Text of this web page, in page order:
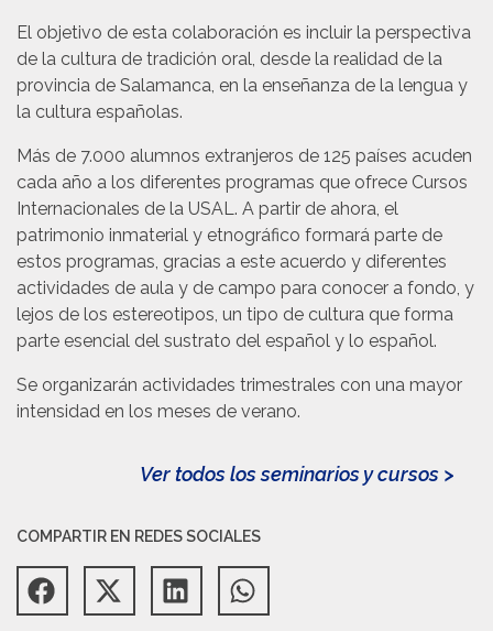
El objetivo de esta colaboración es incluir la perspectiva
de la cultura de tradición oral, desde la realidad de la
provincia de Salamanca, en la enseñanza de la lengua y
la cultura españolas.
Más de 7.000 alumnos extranjeros de 125 países acuden
cada año a los diferentes programas que ofrece Cursos
Internacionales de la USAL. A partir de ahora, el
patrimonio inmaterial y etnográfico formará parte de
estos programas, gracias a este acuerdo y diferentes
actividades de aula y de campo para conocer a fondo, y
lejos de los estereotipos, un tipo de cultura que forma
parte esencial del sustrato del español y lo español.
Se organizarán actividades trimestrales con una mayor
intensidad en los meses de verano.
Ver todos los seminarios y cursos >
COMPARTIR EN REDES SOCIALES